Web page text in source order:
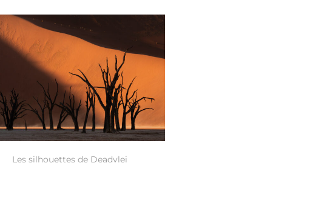
Les silhouettes de Deadvlei